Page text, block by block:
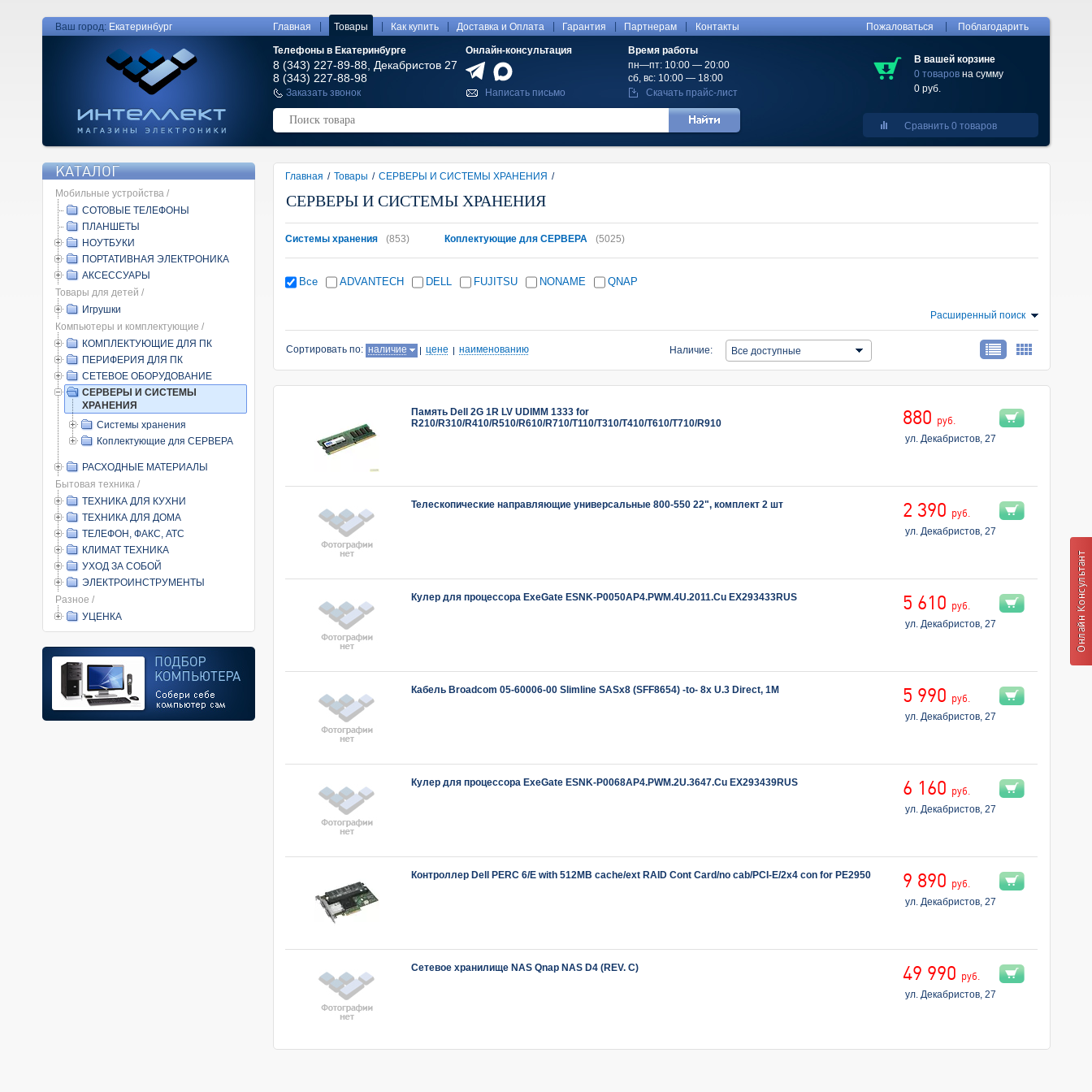
Ваш город: Екатеринбург Главная Товары Как купить Доставка и Оплата Гарантия Партнерам Контакты
Телефоны в Екатеринбурге
8 (343) 227-89-88, Декабристов 27
8 (343) 227-88-98
Онлайн-консультация
Время работы
пн—пт: 10:00 — 20:00
сб, вс: 10:00 — 18:00
Заказать звонок
Написать письмо Скачать прайс-лист
Пожаловаться Поблагодарить
В вашей корзине
0 товаров на сумму
0 руб.
Сравнить 0 товаров
КАТАЛОГ
Мобильные устройства /
СОТОВЫЕ ТЕЛЕФОНЫ
ПЛАНШЕТЫ
НОУТБУКИ
ПОРТАТИВНАЯ ЭЛЕКТРОНИКА
АКСЕССУАРЫ
Товары для детей /
Игрушки
Компьютеры и комплектующие /
КОМПЛЕКТУЮЩИЕ ДЛЯ ПК
ПЕРИФЕРИЯ ДЛЯ ПК
СЕТЕВОЕ ОБОРУДОВАНИЕ
СЕРВЕРЫ И СИСТЕМЫ
ХРАНЕНИЯ
Системы хранения
Коплектующие для СЕРВЕРА
РАСХОДНЫЕ МАТЕРИАЛЫ
Бытовая техника /
ТЕХНИКА ДЛЯ КУХНИ
ТЕХНИКА ДЛЯ ДОМА
ТЕЛЕФОН, ФАКС, АТС
КЛИМАТ ТЕХНИКА
УХОД ЗА СОБОЙ
ЭЛЕКТРОИНСТРУМЕНТЫ
Разное /
УЦЕНКА
Главная / Товары / СЕРВЕРЫ И СИСТЕМЫ ХРАНЕНИЯ /
СЕРВЕРЫ И СИСТЕМЫ ХРАНЕНИЯ
Системы хранения (853) Коплектующие для СЕРВЕРА (5025)
Все ADVANTECH DELL FUJITSU NONAME QNAP
Расширенный поиск
Сортировать по: наличие цене наименованию Наличие: Все доступные
Память Dell 2G 1R LV UDIMM 1333 for
R210/R310/R410/R510/R610/R710/T110/T310/T410/T610/T710/R910
880 руб.
ул. Декабристов, 27
Телескопические направляющие универсальные 800-550 22", комплект 2 шт 2 390 руб.
ул. Декабристов, 27
Кулер для процессора ExeGate ESNK-P0050AP4.PWM.4U.2011.Cu EX293433RUS 5 610 руб.
ул. Декабристов, 27
Кабель Broadcom 05-60006-00 Slimline SASx8 (SFF8654) -to- 8x U.3 Direct, 1M 5 990 руб.
ул. Декабристов, 27
Кулер для процессора ExeGate ESNK-P0068AP4.PWM.2U.3647.Cu EX293439RUS 6 160 руб.
ул. Декабристов, 27
Контроллер Dell PERC 6/E with 512MB cache/ext RAID Cont Card/no cab/PCI-E/2x4 con for PE2950 9 890 руб.
ул. Декабристов, 27
Сетевое хранилище NAS Qnap NAS D4 (REV. C) 49 990 руб.
ул. Декабристов, 27